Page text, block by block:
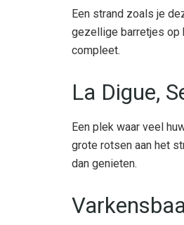
Een strand zoals je
gezellige barretjes op
compleet.
La Digue,
Een plek waar veel
grote rotsen aan het
dan genieten.